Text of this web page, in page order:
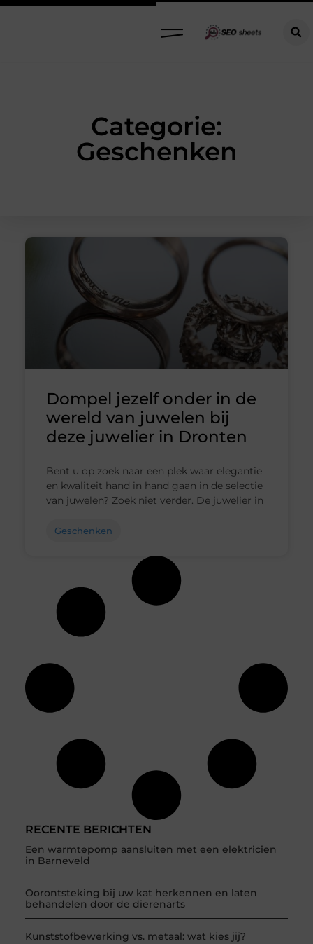
Categorie:
Geschenken
RECENTE BERICHTEN
Een warmtepomp aansluiten met een elektricien
in Barneveld
Oorontsteking bij uw kat herkennen en laten
behandelen door de dierenarts
Kunststofbewerking vs. metaal: wat kies jij?
Dompel jezelf onder in de
wereld van juwelen bij
deze juwelier in Dronten
Bent u op zoek naar een plek waar elegantie
en kwaliteit hand in hand gaan in de selectie
van juwelen? Zoek niet verder. De juwelier in
Geschenken